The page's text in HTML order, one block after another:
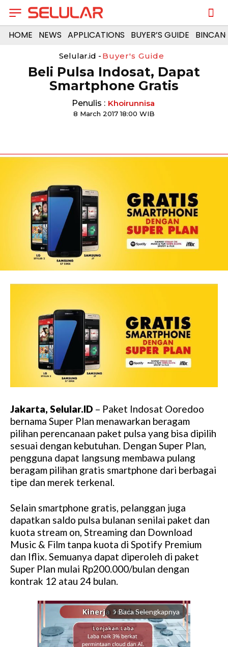
HOME NEWS APPLICATIONS BUYER’S GUIDE
Selular.id - Buyer's Guide
Beli Pulsa Indosat, Dapat
Smartphone Gratis
Penulis : Khoirunnisa
8 March 2017 18:00 WIB
Jakarta, Selular.ID – Paket Indosat Ooredoo
bernama Super Plan menawarkan beragam
pilihan perencanaan paket pulsa yang bisa dipilih
sesuai dengan kebutuhan. Dengan Super Plan,
pengguna dapat langsung membawa pulang
beragam pilihan gratis smartphone dari berbagai
tipe dan merek terkenal.
Selain smartphone gratis, pelanggan juga
dapatkan saldo pulsa bulanan senilai paket dan
kuota stream on, Streaming dan Download
Music & Film tanpa kuota di Spotify Premium
dan Iflix. Semuanya dapat diperoleh di paket
Super Plan mulai Rp200.000/bulan dengan
kontrak 12 atau 24 bulan.
arrow_forward_ios Baca Selengkapnya